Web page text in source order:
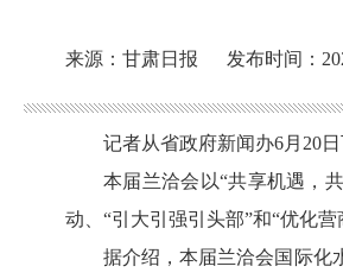
来源：甘肃日报 发布时间：
记者从省政府新闻办6月20
本届兰洽会以“共享机遇，
动、“引大引强引头部”和“优化
据介绍，本届兰洽会国际化